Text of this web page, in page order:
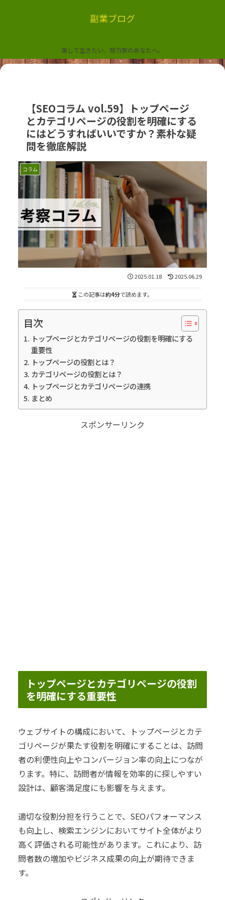
副業ブログ
楽して生きたい、努力家のあなたへ。
【SEOコラム vol.59】トップページ
とカテゴリページの役割を明確にする
にはどうすればいいですか？素朴な疑
問を徹底解説
コラム
2025.01.18 2025.06.29
この記事は約4分で読めます。
目次
トップページとカテゴリページの役割を明確にする
重要性
トップページの役割とは？
カテゴリページの役割とは？
トップページとカテゴリページの連携
まとめ
スポンサーリンク
トップページとカテゴリページの役割
を明確にする重要性
ウェブサイトの構成において、トップページとカテ
ゴリページが果たす役割を明確にすることは、訪問
者の利便性向上やコンバージョン率の向上につなが
ります。特に、訪問者が情報を効率的に探しやすい
設計は、顧客満足度にも影響を与えます。
適切な役割分担を行うことで、SEOパフォーマンス
も向上し、検索エンジンにおいてサイト全体がより
高く評価される可能性があります。これにより、訪
問者数の増加やビジネス成果の向上が期待できま
す。